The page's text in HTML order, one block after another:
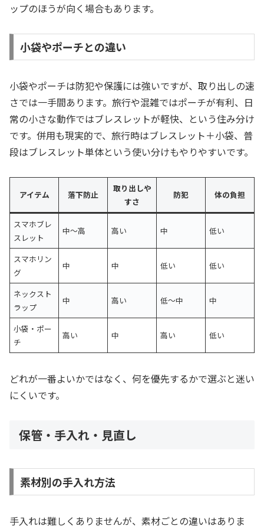
ップのほうが向く場合もあります。
小袋やポーチとの違い
小袋やポーチは防犯や保護には強いですが、取り出しの速
さでは一手間あります。旅行や混雑ではポーチが有利、日
常の小さな動作ではブレスレットが軽快、という住み分け
です。併用も現実的で、旅行時はブレスレット＋小袋、普
段はブレスレット単体という使い分けもやりやすいです。
アイテム 落下防止
取り出しや
すさ
防犯 体の負担
スマホブレ
スレット
中〜高 高い 中 低い
スマホリン
グ
中 中 低い 低い
ネックスト
ラップ
中 高い 低〜中 中
小袋・ポー
チ
高い 中 高い 低い
どれが一番よいかではなく、何を優先するかで選ぶと迷い
にくいです。
保管・手入れ・見直し
素材別の手入れ方法
手入れは難しくありませんが、素材ごとの違いはありま